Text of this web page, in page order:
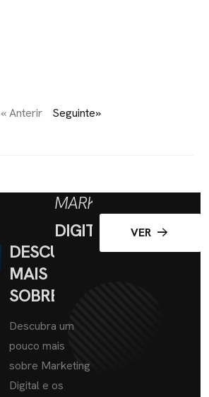
« Anterir Seguinte»
DESCUBRA
MAIS
SOBRE
MARKETING
DIGITAL
Descubra um
pouco mais
sobre Marketing
Digital e os
VER